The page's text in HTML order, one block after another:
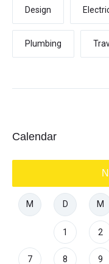
Design
Plumbing
Calendar
M D M
1 2
7 8 9